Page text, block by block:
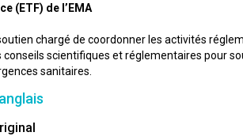
(ETF) de l’EMA
chargé de coordonner les activités
scientifiques et réglementaires pour
sanitaires.